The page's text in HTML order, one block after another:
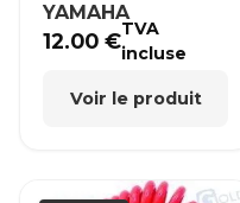
YAMAHA
12.00€TVA
incluse
Voir le produit